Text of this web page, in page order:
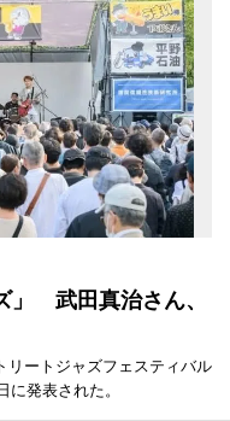
」 武田真治さん、
リートジャズフェスティバル
発表された。